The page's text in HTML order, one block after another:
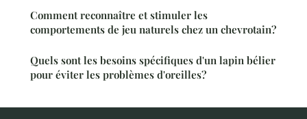
Comment reconnaître et stimuler les
comportements de jeu naturels chez un chevrotain?
Quels sont les besoins spécifiques d'un lapin bélier
pour éviter les problèmes d'oreilles?